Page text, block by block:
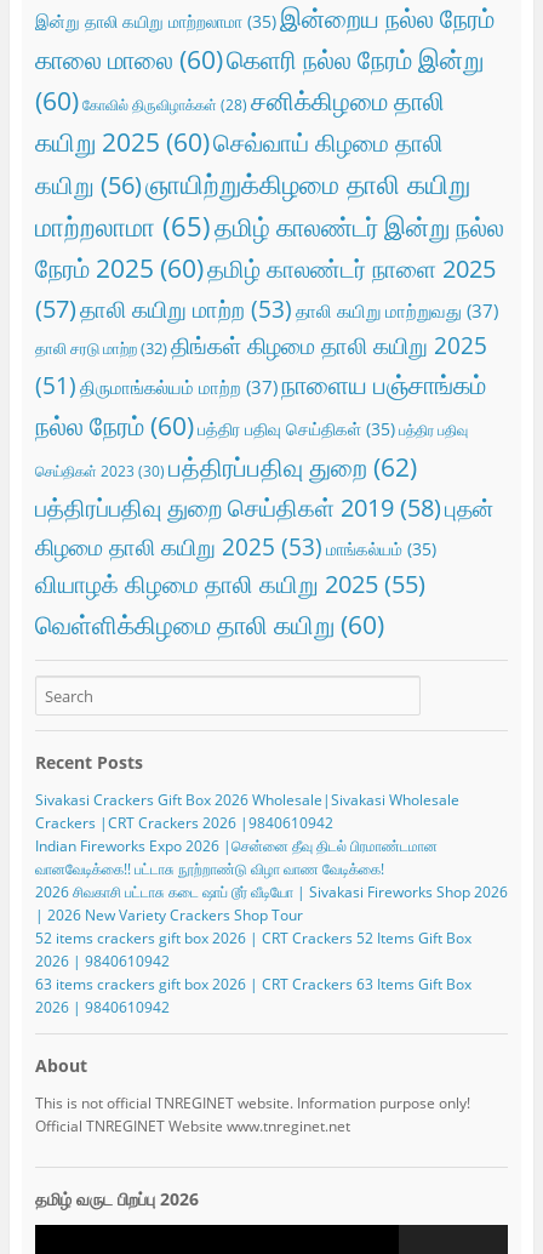
இன்று தாலி கயிறு மாற்றலாமா(35)இன்றைய நல்ல நேரம்
காலை மாலை (60)கெளரி நல்ல நேரம் இன்று
(60) கோவில் திருவிழாக்கள் (28) சனிக்கிழமை தாலி
கயிறு 2025 (60)செவ்வாய் கிழமை தாலி
கயிறு (56)ஞாயிற்றுக்கிழமை தாலி கயிறு
மாற்றலாமா (65)தமிழ் காலண்டர் இன்று நல்ல
நேரம் 2025 (60)தமிழ் காலண்டர் நாளை 2025
(57)தாலி கயிறு மாற்ற (53) தாலி கயிறு மாற்றுவது (37)
தாலி சரடு மாற்ற(32)திங்கள் கிழமை தாலி கயிறு 2025
(51) திருமாங்கல்யம் மாற்ற (37)நாளைய பஞ்சாங்கம்
நல்ல நேரம்(60)பத்திர பதிவு செய்திகள்(35) பத்திர பதிவு
செய்திகள் 2023 (30) பத்திரப்பதிவு துறை (62)
பத்திரப்பதிவு துறை செய்திகள் 2019(58)புதன்
கிழமை தாலி கயிறு 2025 (53) மாங்கல்யம்(35)
வியாழக் கிழமை தாலி கயிறு 2025(55)
வெள்ளிக்கிழமை தாலி கயிறு (60)
Recent Posts
Sivakasi Crackers Gift Box 2026 Wholesale|Sivakasi Wholesale
Crackers |CRT Crackers 2026 |9840610942
Indian Fireworks Expo 2026 |சென்னை தீவு திடல் பிரமாண்டமான
வானவேடிக்கை!! பட்டாசு நூற்றாண்டு விழா வாண வேடிக்கை!
2026 சிவகாசி பட்டாசு கடை ஷாப் டூர் வீடியோ | Sivakasi Fireworks Shop 2026
| 2026 New Variety Crackers Shop Tour
52 items crackers gift box 2026 | CRT Crackers 52 Items Gift Box
2026 | 9840610942
63 items crackers gift box 2026 | CRT Crackers 63 Items Gift Box
2026 | 9840610942
About
This is not official TNREGINET website. Information purpose only!
Official TNREGINET Website www.tnreginet.net
தமிழ் வருட பிறப்பு 2026